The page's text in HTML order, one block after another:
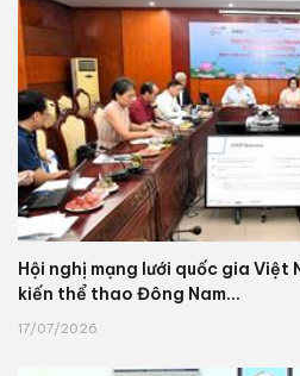
Hội nghị mạng lưới quốc gia Việt
kiến thể thao Đông Nam...
17/07/2026